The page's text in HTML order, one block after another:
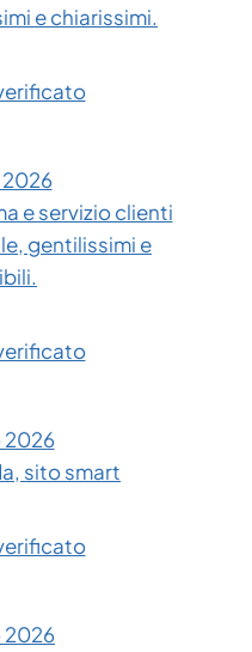
e chiarissimi.
2026
e servizio clienti
gentilissimi e
2026
sito smart
2026